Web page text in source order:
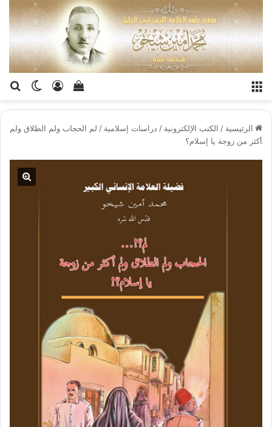
الوضعتسجيل
إستعراض سلة
الرئيسية / الكتب الإلكترونية / دراسات إسلامية / لم الحجاب ولم الطلاق ولم
أكثر من زوجة يا إسلام؟